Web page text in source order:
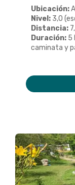
Ubicación:
Nivel: 3,0
Distancia:
Duración: 5
caminata y